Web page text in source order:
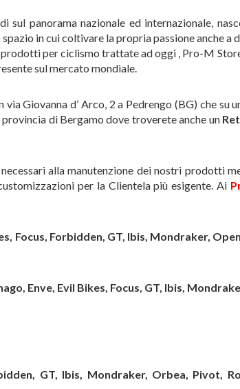
sul panorama nazionale ed internazionale,
in cui coltivare la propria passione anche a
per ciclismo trattate ad oggi , Pro-M
sul mercato mondiale.
Giovanna d’ Arco, 2 a Pedrengo (BG) che su
di Bergamo dove troverete anche un
alla manutenzione dei nostri prodotti
per la Clientela più esigente. Ai
Focus, Forbidden, GT, Ibis, Mondraker,
Enve, Evil Bikes, Focus, GT, Ibis,
GT, Ibis, Mondraker, Orbea, Pivot,